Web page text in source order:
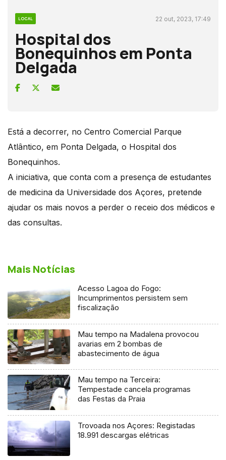
LOCAL 22 out, 2023, 17:49
Hospital dos
Bonequinhos em Ponta
Delgada
Está a decorrer, no Centro Comercial Parque
Atlântico, em Ponta Delgada, o Hospital dos
Bonequinhos.
A iniciativa, que conta com a presença de estudantes
de medicina da Universidade dos Açores, pretende
ajudar os mais novos a perder o receio dos médicos e
das consultas.
Mais Notícias
Acesso Lagoa do Fogo:
Incumprimentos persistem sem
fiscalização
Mau tempo na Madalena provocou
avarias em 2 bombas de
abastecimento de água
Mau tempo na Terceira:
Tempestade cancela programas
das Festas da Praia
Trovoada nos Açores: Registadas
18.991 descargas elétricas